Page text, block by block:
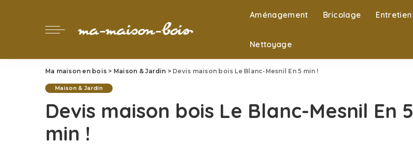
Aménagement Bricolage Entretien
Nettoyage
Ma maison en bois > Maison & Jardin > Devis maison bois Le Blanc-Mesnil En 5 min !
Maison & Jardin
Devis maison bois Le Blanc-Mesnil En 5
min !